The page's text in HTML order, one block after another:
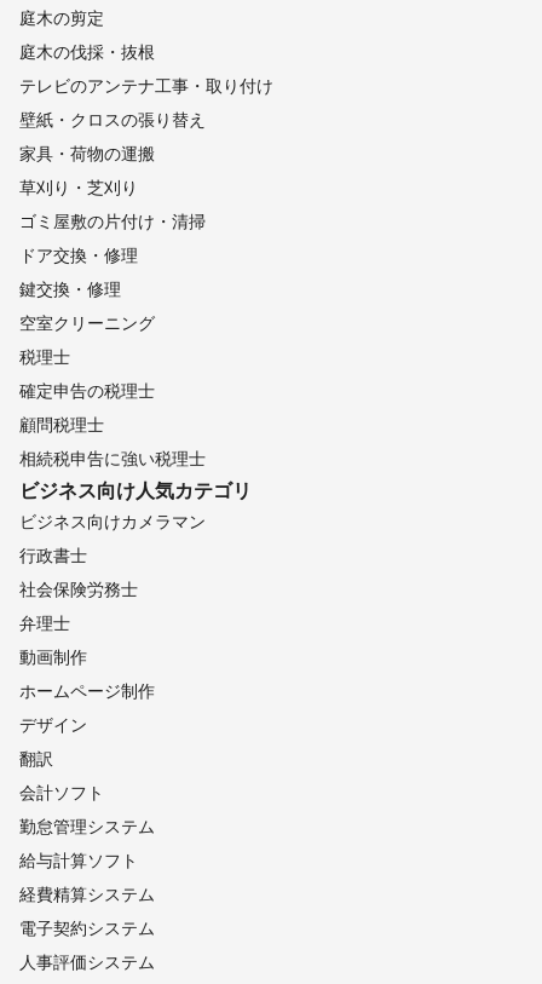
庭木の剪定
庭木の伐採・抜根
テレビのアンテナ工事・取り付け
壁紙・クロスの張り替え
家具・荷物の運搬
草刈り・芝刈り
ゴミ屋敷の片付け・清掃
ドア交換・修理
鍵交換・修理
空室クリーニング
税理士
確定申告の税理士
顧問税理士
相続税申告に強い税理士
ビジネス向け人気カテゴリ
ビジネス向けカメラマン
行政書士
社会保険労務士
弁理士
動画制作
ホームページ制作
デザイン
翻訳
会計ソフト
勤怠管理システム
給与計算ソフト
経費精算システム
電子契約システム
人事評価システム